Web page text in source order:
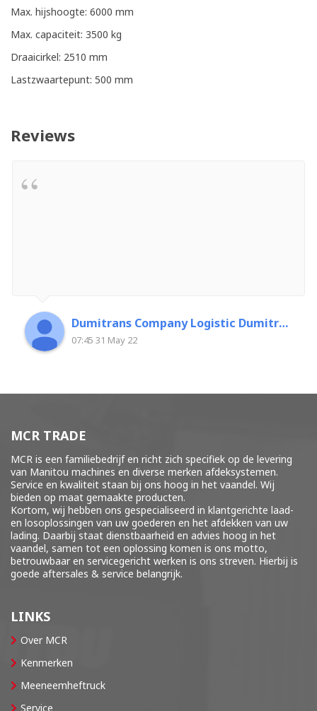
Max. hijshoogte: 6000 mm
Max. capaciteit: 3500 kg
Draaicirkel: 2510 mm
Lastzwaartepunt: 500 mm
Reviews
Dumitrans Company Logistic Dumitrascu Florin
07:45 31 May 22
MCR TRADE
MCR is een familiebedrijf en richt zich specifiek op de levering
van Manitou machines en diverse merken afdeksystemen.
Service en kwaliteit staan bij ons hoog in het vaandel. Wij
bieden op maat gemaakte producten.
Kortom, wij hebben ons gespecialiseerd in klantgerichte laad-
en losoplossingen van uw goederen en het afdekken van uw
lading. Daarbij staat dienstbaarheid en advies hoog in het
vaandel, samen tot een oplossing komen is ons motto,
betrouwbaar en servicegericht werken is ons streven. Hierbij is
goede aftersales & service belangrijk.
LINKS
Over MCR
Kenmerken
Meeneemheftruck
Service